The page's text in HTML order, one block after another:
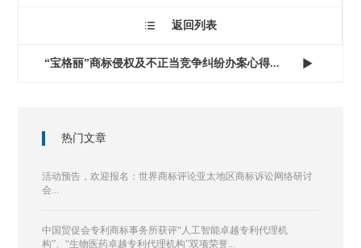
 返回列表
“宝格丽”商标侵权及不正当竞争纠纷办案心得... 
热门文章
活动预告，欢迎报名：世界商标评论亚太地区商标诉讼网络研讨
会...
中国贸促会专利商标事务所获评“人工智能卓越专利代理机
构”、“生物医药卓越专利代理机构”双项荣誉...